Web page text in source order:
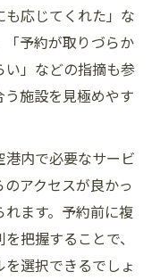
応じてくれた」な
「予約が取りづらか
い」などの指摘も参
施設を見極めやす
港内で必要なサービ
アクセスが良かっ
ます。予約前に複
把握することで、
選択できるでしょ